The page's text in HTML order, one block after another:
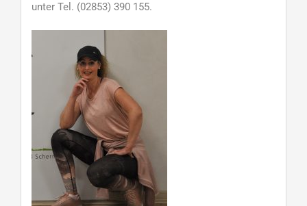
unter Tel. (02853) 390 155.